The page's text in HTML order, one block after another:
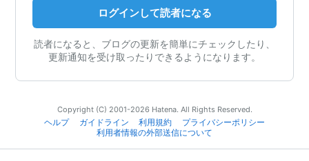
ログインして読者になる
読者になると、ブログの更新を簡単にチェックしたり、
更新通知を受け取ったりできるようになります。
Copyright (C) 2001-2026 Hatena. All Rights Reserved.
ヘルプ
ガイドライン 利用規約
プライバシーポリシー
利用者情報の外部送信について